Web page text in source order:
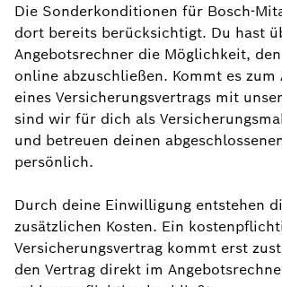
Die Sonderkonditionen für Bosch-
dort bereits berücksichtigt. Du hast
Angebotsrechner die Möglichkeit,
online abzuschließen. Kommt es zum
eines Versicherungsvertrags mit
sind wir für dich als
und betreuen deinen
persönlich.
Durch deine Einwilligung entstehen
zusätzlichen Kosten. Ein
Versicherungsvertrag kommt erst
den Vertrag direkt im